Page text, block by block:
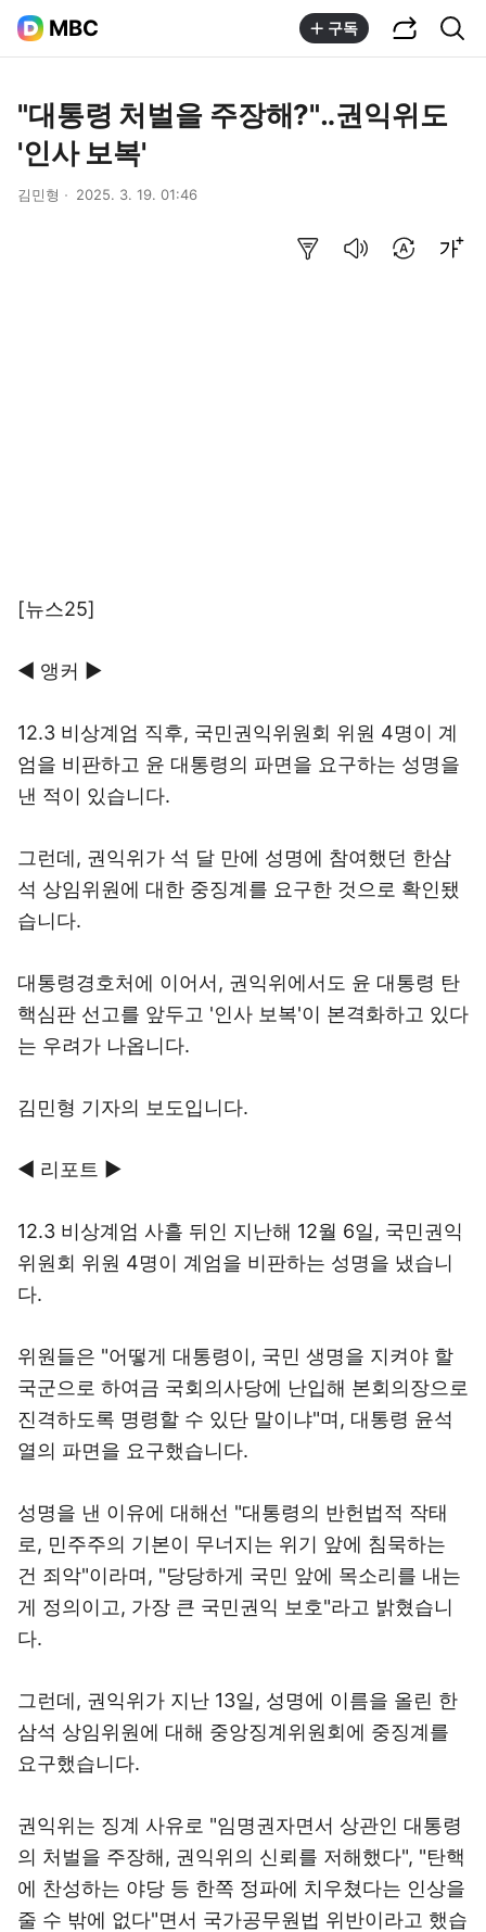
MBC 구독
"대통령 처벌을 주장해?"‥권익위도
'인사 보복'
김민형 2025. 3. 19. 01:46
[뉴스25]
◀ 앵커 ▶
12.3 비상계엄 직후, 국민권익위원회 위원 4명이 계
엄을 비판하고 윤 대통령의 파면을 요구하는 성명을
낸 적이 있습니다.
그런데, 권익위가 석 달 만에 성명에 참여했던 한삼
석 상임위원에 대한 중징계를 요구한 것으로 확인됐
습니다.
대통령경호처에 이어서, 권익위에서도 윤 대통령 탄
핵심판 선고를 앞두고 '인사 보복'이 본격화하고 있다
는 우려가 나옵니다.
김민형 기자의 보도입니다.
◀ 리포트 ▶
12.3 비상계엄 사흘 뒤인 지난해 12월 6일, 국민권익
위원회 위원 4명이 계엄을 비판하는 성명을 냈습니
다.
위원들은 "어떻게 대통령이, 국민 생명을 지켜야 할
국군으로 하여금 국회의사당에 난입해 본회의장으로
진격하도록 명령할 수 있단 말이냐"며, 대통령 윤석
열의 파면을 요구했습니다.
성명을 낸 이유에 대해선 "대통령의 반헌법적 작태
로, 민주주의 기본이 무너지는 위기 앞에 침묵하는
건 죄악"이라며, "당당하게 국민 앞에 목소리를 내는
게 정의이고, 가장 큰 국민권익 보호"라고 밝혔습니
다.
그런데, 권익위가 지난 13일, 성명에 이름을 올린 한
삼석 상임위원에 대해 중앙징계위원회에 중징계를
요구했습니다.
권익위는 징계 사유로 "임명권자면서 상관인 대통령
의 처벌을 주장해, 권익위의 신뢰를 저해했다", "탄핵
에 찬성하는 야당 등 한쪽 정파에 치우쳤다는 인상을
줄 수 밖에 없다"면서 국가공무원법 위반이라고 했습